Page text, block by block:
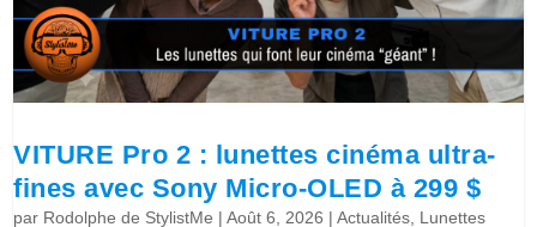
VITURE Pro 2 : lunettes cinéma ultra-
fines avec Sony Micro-OLED à 299 $
par Rodolphe de StylistMe |Août 6, 2026 |Actualités Lunettes